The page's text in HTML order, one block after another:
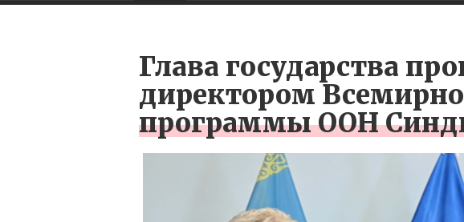
Глава государства
директором
программы ООН